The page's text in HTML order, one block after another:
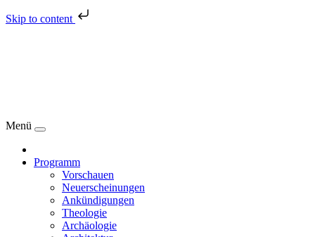
Skip to content
Menü
Programm
Vorschauen
Neuerscheinungen
Ankündigungen
Theologie
Archäologie